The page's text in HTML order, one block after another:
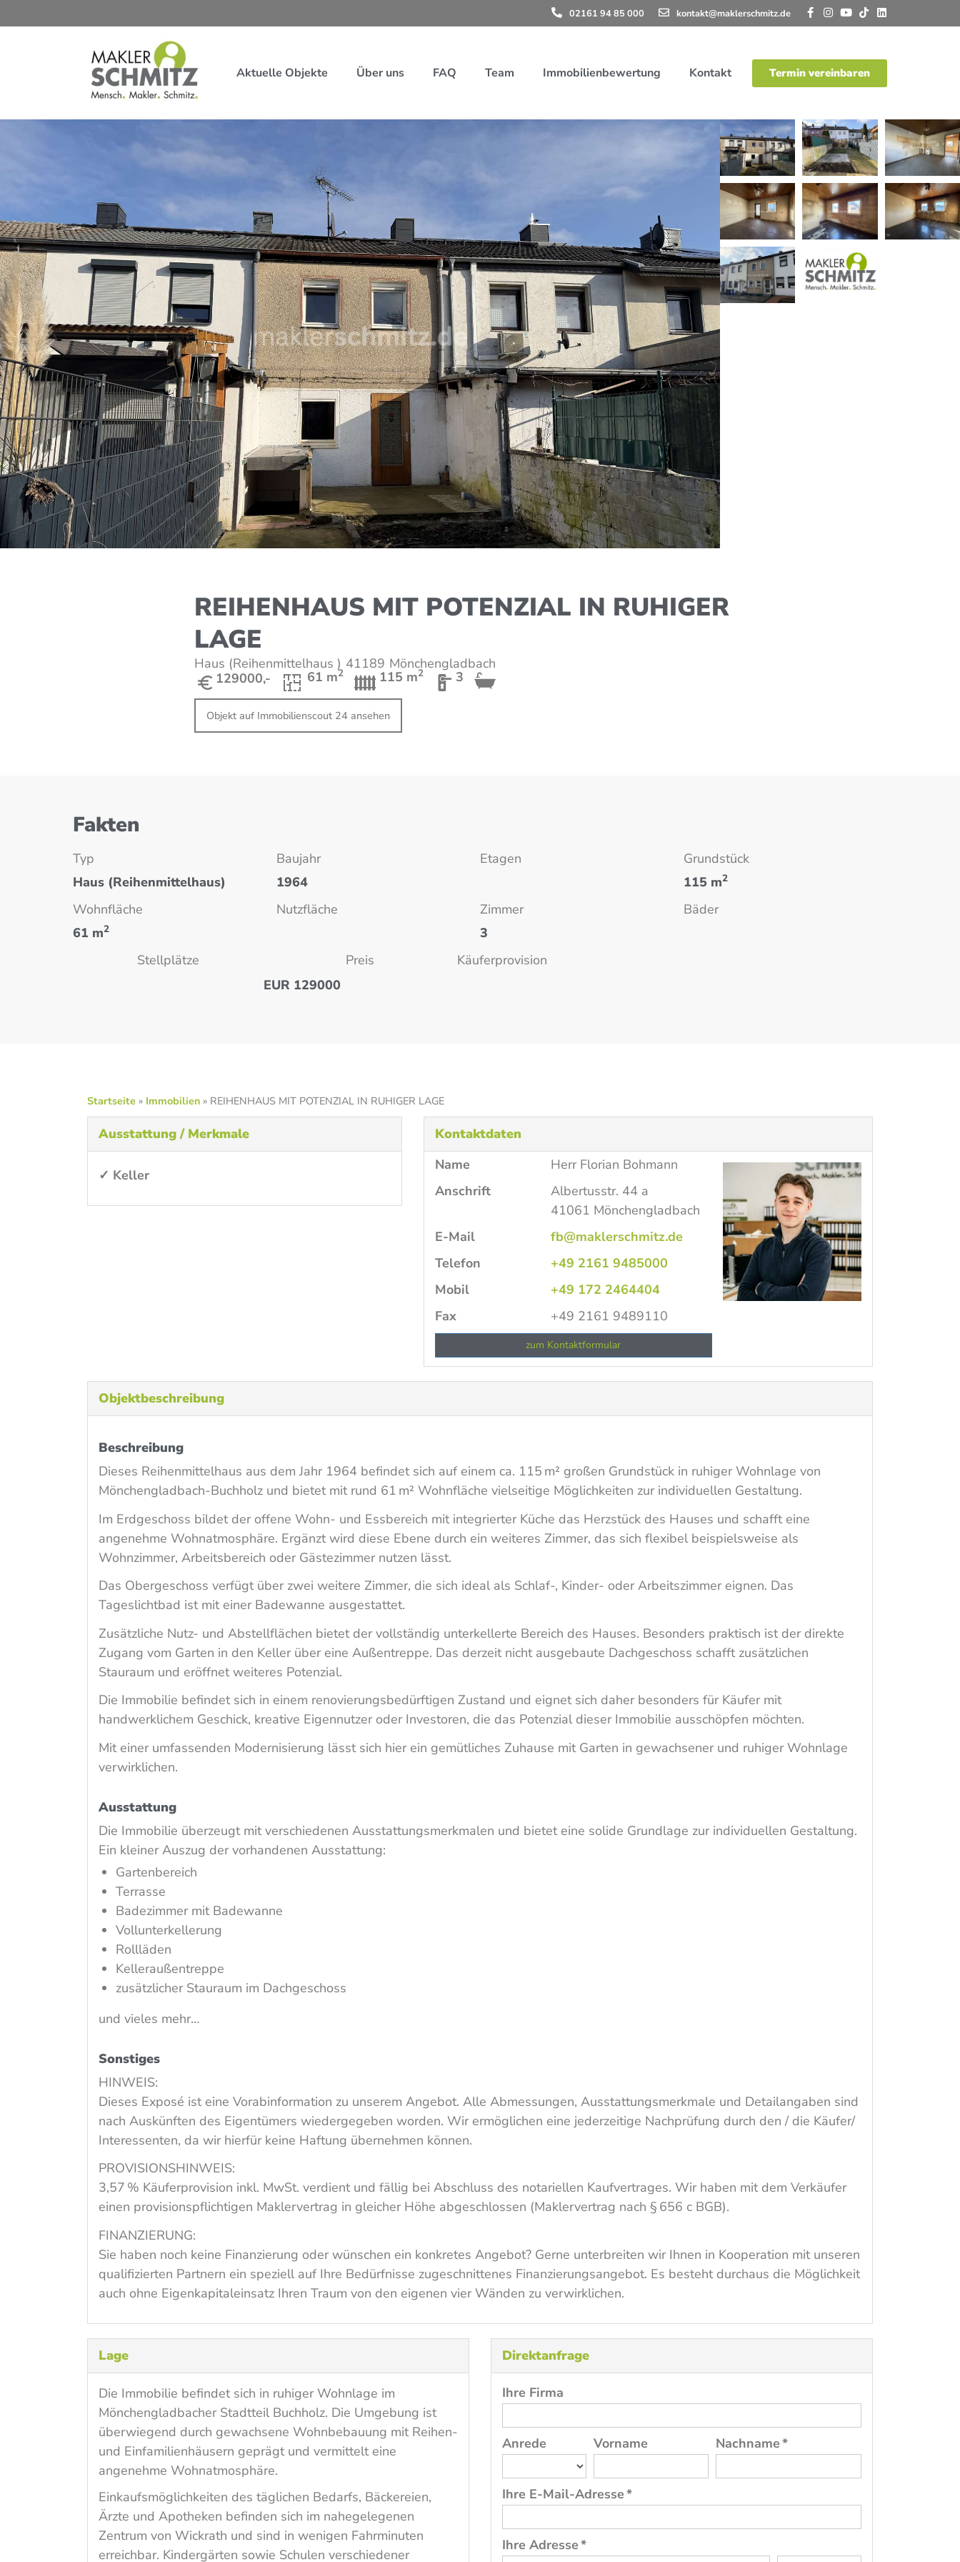
02161 94 85 000 kontakt@maklerschmitz.de
Aktuelle Objekte Über uns FAQ Team Immobilienbewertung Kontakt Termin vereinbaren
REIHENHAUS MIT POTENZIAL IN RUHIGER
LAGE
Haus (Reihenmittelhaus ) 41189 Mönchengladbach
129000,-
61 m2 115 m2 3
Objekt auf Immobilienscout 24 ansehen
Fakten
Typ
Haus (Reihenmittelhaus)
Baujahr
1964
Etagen
Grundstück
115 m2
Wohnfläche
61 m2
Nutzfläche
Zimmer
3
Bäder
Stellplätze
Preis
EUR 129000
Käuferprovision
Startseite » Immobilien » REIHENHAUS MIT POTENZIAL IN RUHIGER LAGE
Kontaktdaten
Name
Herr Florian Bohmann
Anschrift
Albertusstr. 44 a
41061 Mönchengladbach
E-Mail
fb@maklerschmitz.de
Telefon
+49 2161 9485000
Mobil
+49 172 2464404
Fax
+49 2161 9489110
zum Kontaktformular
Ausstattung / Merkmale
✓ Keller
Objekt­beschreibung
Beschreibung
Dieses Reihenmittelhaus aus dem Jahr 1964 befindet sich auf einem ca. 115 m² großen Grundstück in ruhiger Wohnlage von
Mönchengladbach-Buchholz und bietet mit rund 61 m² Wohnfläche vielseitige Möglichkeiten zur individuellen Gestaltung.
Im Erdgeschoss bildet der offene Wohn- und Essbereich mit integrierter Küche das Herzstück des Hauses und schafft eine
angenehme Wohnatmosphäre. Ergänzt wird diese Ebene durch ein weiteres Zimmer, das sich flexibel beispielsweise als
Wohnzimmer, Arbeitsbereich oder Gästezimmer nutzen lässt.
Das Obergeschoss verfügt über zwei weitere Zimmer, die sich ideal als Schlaf-, Kinder- oder Arbeitszimmer eignen. Das
Tageslichtbad ist mit einer Badewanne ausgestattet.
Zusätzliche Nutz- und Abstellflächen bietet der vollständig unterkellerte Bereich des Hauses. Besonders praktisch ist der direkte
Zugang vom Garten in den Keller über eine Außentreppe. Das derzeit nicht ausgebaute Dachgeschoss schafft zusätzlichen
Stauraum und eröffnet weiteres Potenzial.
Die Immobilie befindet sich in einem renovierungsbedürftigen Zustand und eignet sich daher besonders für Käufer mit
handwerklichem Geschick, kreative Eigennutzer oder Investoren, die das Potenzial dieser Immobilie ausschöpfen möchten.
Mit einer umfassenden Modernisierung lässt sich hier ein gemütliches Zuhause mit Garten in gewachsener und ruhiger Wohnlage
verwirklichen.
Ausstattung
Die Immobilie überzeugt mit verschiedenen Ausstattungsmerkmalen und bietet eine solide Grundlage zur individuellen Gestaltung.
Ein kleiner Auszug der vorhandenen Ausstattung:
Gartenbereich
Terrasse
Badezimmer mit Badewanne
Vollunterkellerung
Rollläden
Kelleraußentreppe
zusätzlicher Stauraum im Dachgeschoss
und vieles mehr…
Sonstiges
HINWEIS:
Dieses Exposé ist eine Vorabinformation zu unserem Angebot. Alle Abmessungen, Ausstattungsmerkmale und Detailangaben sind
nach Auskünften des Eigentümers wiedergegeben worden. Wir ermöglichen eine jederzeitige Nachprüfung durch den / die Käufer/
Interessenten, da wir hierfür keine Haftung übernehmen können.
PROVISIONSHINWEIS:
3,57 % Käuferprovision inkl. MwSt. verdient und fällig bei Abschluss des notariellen Kaufvertrages. Wir haben mit dem Verkäufer
einen provisionspflichtigen Maklervertrag in gleicher Höhe abgeschlossen (Maklervertrag nach § 656 c BGB).
FINANZIERUNG:
Sie haben noch keine Finanzierung oder wünschen ein konkretes Angebot? Gerne unterbreiten wir Ihnen in Kooperation mit unseren
qualifizierten Partnern ein speziell auf Ihre Bedürfnisse zugeschnittenes Finanzierungsangebot. Es besteht durchaus die Möglichkeit
auch ohne Eigenkapitaleinsatz Ihren Traum von den eigenen vier Wänden zu verwirklichen.
Lage
Die Immobilie befindet sich in ruhiger Wohnlage im
Mönchengladbacher Stadtteil Buchholz. Die Umgebung ist
überwiegend durch gewachsene Wohnbebauung mit Reihen-
und Einfamilienhäusern geprägt und vermittelt eine
angenehme Wohnatmosphäre.
Einkaufsmöglichkeiten des täglichen Bedarfs, Bäckereien,
Ärzte und Apotheken befinden sich im nahegelegenen
Zentrum von Wickrath und sind in wenigen Fahrminuten
erreichbar. Kindergärten sowie Schulen verschiedener
Direktanfrage
Ihre Firma
Anrede Vorname Nachname *
Ihre E-Mail-Adresse *
Ihre Adresse *